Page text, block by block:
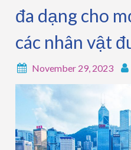
đa dạng cho
các nhân vật
November 29, 2023